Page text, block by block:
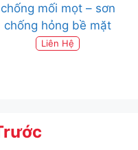
chống mối mọt – sơn
chống hỏng bề mặt
Liên Hệ